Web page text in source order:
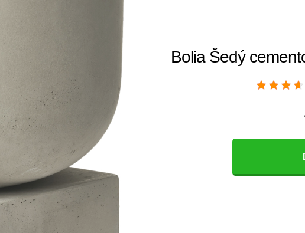
Bolia Šedý